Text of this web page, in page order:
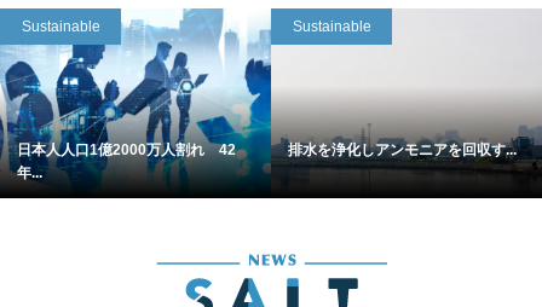
Sustainable
日本人人口1億2000万人割れ 42
年...
Sustainable
排水を浄化しアンモニアを回収す...